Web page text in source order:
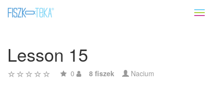
Lesson 15
0 8 fiszek Nacium